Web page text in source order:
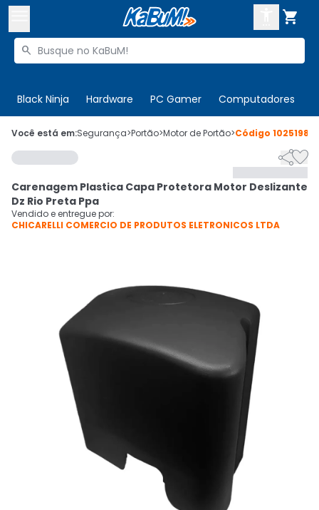

Buscar produtos

Black Ninja Hardware PC Gamer Computadores
 Olá. Acesse sua conta
 Departamentos
Cupons
Mais Vendidos
CADASTRE-SE
Você está em:Segurança>Portão>Motor de Portão>Código 1025198

Carenagem Plastica Capa Protetora Motor Deslizante
Dz Rio Preta Ppa
Vendido e entregue por:
CHICARELLI COMERCIO DE PRODUTOS ELETRONICOS LTDA